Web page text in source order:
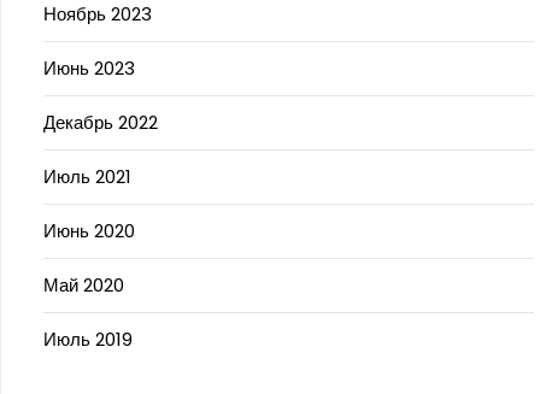
Ноябрь 2023
Июнь 2023
Декабрь 2022
Июль 2021
Июнь 2020
Май 2020
Июль 2019